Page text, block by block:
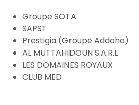
Groupe SOTA
SAPST
Prestigia (Groupe Addoha)
AL MUTTAHIDOUN S.A.R.L
LES DOMAINES ROYAUX
CLUB MED